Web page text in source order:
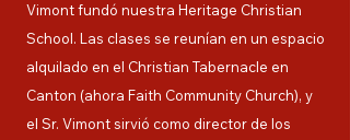
Vimont fundó nuestra Heritage Christian
School. Las clases se reunían en un espacio
alquilado en el Christian Tabernacle en
Canton (ahora Faith Community Church), y
el Sr. Vimont sirvió como director de los